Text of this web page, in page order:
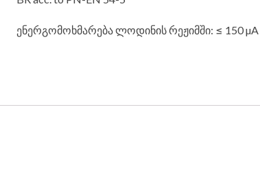
ენერგომოხმარება ლოდინის რეჟიმში: ≤ 150 µA